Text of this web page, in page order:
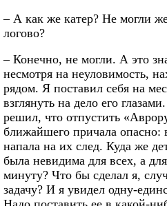
– А как же катер? Не могли
логово?
– Конечно, не могли. А это
несмотря на неуловимость,
рядом. Я поставил себя на
взглянуть на дело его
решил, что отпустить
ближайшего причала опасно:
напала на их след. Куда же
была невидима для всех, а
минуту? Что бы сделал я,
задачу? И я увидел одну-